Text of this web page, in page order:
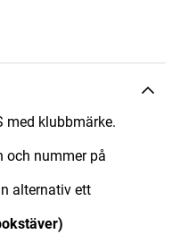
med klubbmärke.
och nummer på
alternativ ett